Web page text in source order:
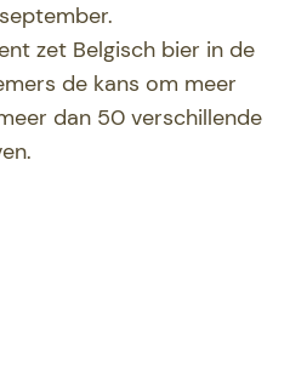
zet Belgisch bier in de
de kans om meer
dan 50 verschillende